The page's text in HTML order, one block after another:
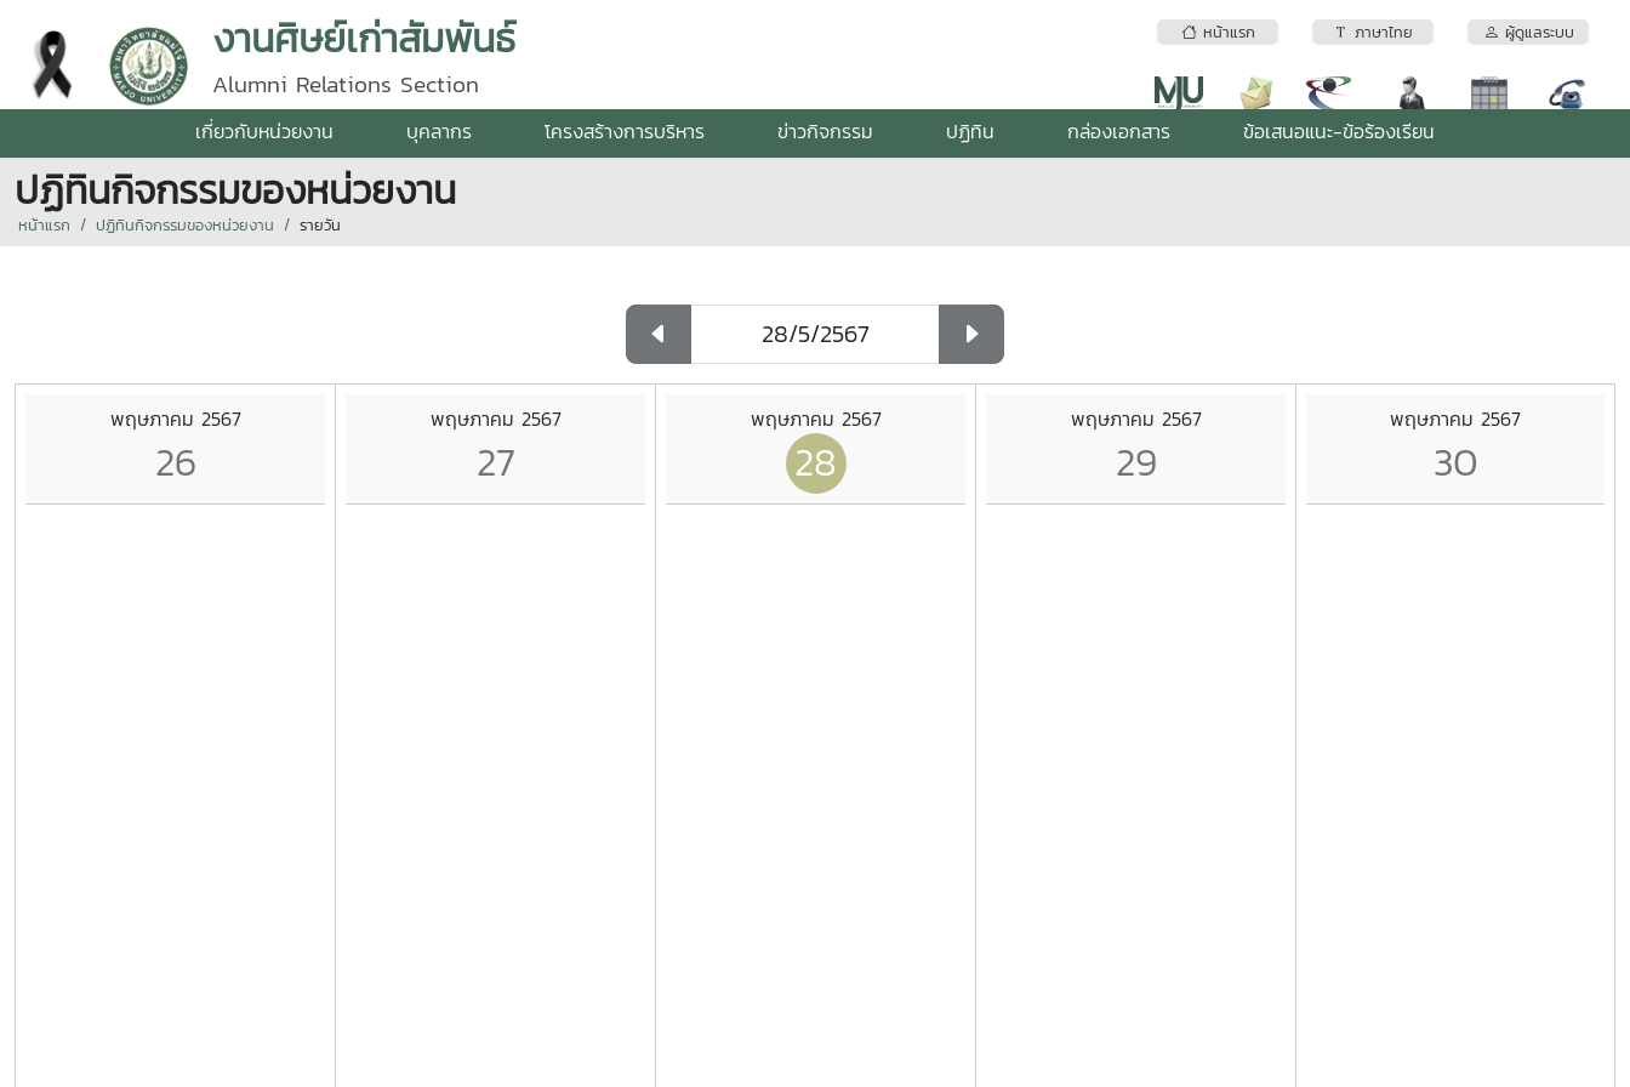
หน้าแรก ภาษาไทย ผู้ดูแลระบบ
งานศิษย์เก่าสัมพันธ์
Alumni Relations Section
เกี่ยวกับหน่วยงาน บุคลากร โครงสร้างการบริหาร ข่าวกิจกรรม ปฏิทิน กล่องเอกสาร ข้อเสนอแนะ-ข้อร้องเรียน
ปฏิทินกิจกรรมของหน่วยงาน
หน้าแรก ปฏิทินกิจกรรมของหน่วยงาน รายวัน
พฤษภาคม 2567
26
พฤษภาคม 2567
27
พฤษภาคม 2567
28
พฤษภาคม 2567
29
พฤษภาคม 2567
30